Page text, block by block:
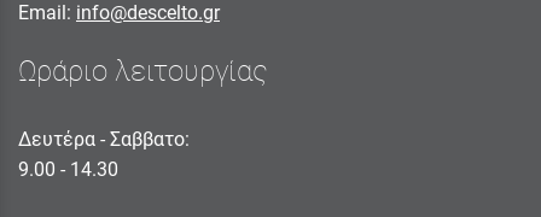
Email: info@descelto.gr
Ωράριο λειτουργίας
Δευτέρα - Σαββατο:
9.00 - 14.30